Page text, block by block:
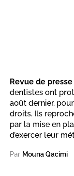
Revue de presse
dentistes ont
août dernier,
droits. Ils
par la mise en
d’exercer leur
Par Mouna Qacimi